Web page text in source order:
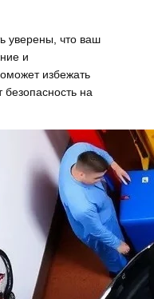
уверены, что ваш
и
избежать
на